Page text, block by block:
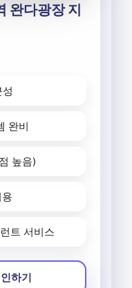
완다광장 지
완비
높음)
트 서비스
하기